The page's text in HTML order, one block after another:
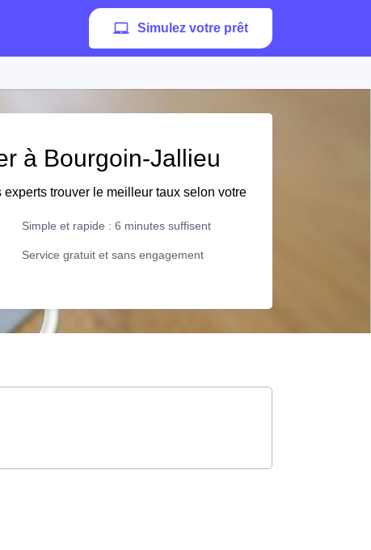
Simulez votre prêt
à Bourgoin-Jallieu
trouver le meilleur taux selon votre
Simple et rapide : 6 minutes suffisent
Service gratuit et sans engagement